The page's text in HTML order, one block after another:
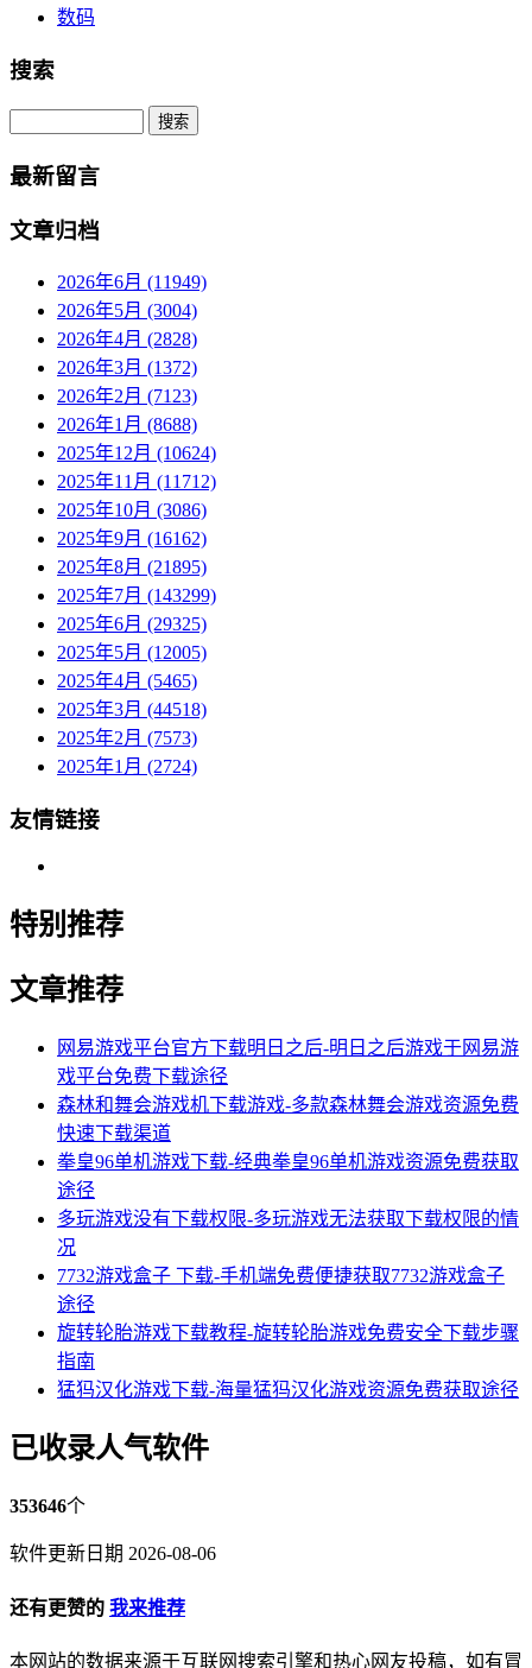
数码
搜索
Search
最新留言
文章归档
2026年6月 (11949)
2026年5月 (3004)
2026年4月 (2828)
2026年3月 (1372)
2026年2月 (7123)
2026年1月 (8688)
2025年12月 (10624)
2025年11月 (11712)
2025年10月 (3086)
2025年9月 (16162)
2025年8月 (21895)
2025年7月 (143299)
2025年6月 (29325)
2025年5月 (12005)
2025年4月 (5465)
2025年3月 (44518)
2025年2月 (7573)
2025年1月 (2724)
友情链接
特别推荐
文章推荐
网易游戏平台官方下载明日之后-明日之后游戏于网易游
戏平台免费下载途径
森林和舞会游戏机下载游戏-多款森林舞会游戏资源免费
快速下载渠道
拳皇96单机游戏下载-经典拳皇96单机游戏资源免费获取
途径
多玩游戏没有下载权限-多玩游戏无法获取下载权限的情
况
7732游戏盒子 下载-手机端免费便捷获取7732游戏盒子
途径
旋转轮胎游戏下载教程-旋转轮胎游戏免费安全下载步骤
指南
猛犸汉化游戏下载-海量猛犸汉化游戏资源免费获取途径
已收录人气软件
353646个
软件更新日期 2026-08-06
还有更赞的 我来推荐
本网站的数据来源于互联网搜索引擎和热心网友投稿，如有冒